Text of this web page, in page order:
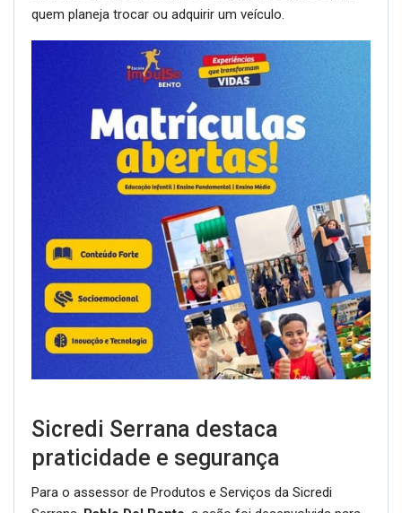
quem planeja trocar ou adquirir um veículo.
Sicredi Serrana destaca
praticidade e segurança
Para o assessor de Produtos e Serviços da Sicredi